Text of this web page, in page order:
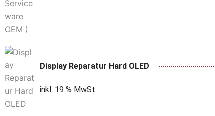
Display Reparatur Hard OLED
inkl. 19 % MwSt